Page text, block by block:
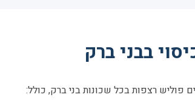
בבני ברק
פוליש רצפות בכל שכונות בני ברק, כולל: